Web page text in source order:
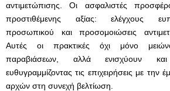
αντιμετώπισης. Οι ασφαλιστές
προστιθέμενης αξίας: ελέγχους
προσωπικού και προσομοιώσεις
Αυτές οι πρακτικές όχι μόνο
παραβιάσεων, αλλά ενισχύουν
ευθυγραμμίζοντας τις επιχειρήσεις με την
αρχών στη συνεχή βελτίωση.